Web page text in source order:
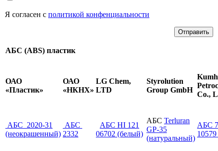
Я согласен с политикой конфенциальности
Отправить
АБС (ABS) пластик
ОАО
«Пластик»
ОАО
«НКНХ»
LG Chem,
LTD
Styrolution
Group GmbH
Co.,
АБС 2020-31
(неокрашенный)
АБС
2332
АБС HI 121
06702 (белый)
АБС Terluran
GP-35
(натуральный)
АБС